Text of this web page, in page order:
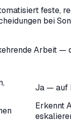
feste,
bei
Arbeit
Ja — auf
Erkennt